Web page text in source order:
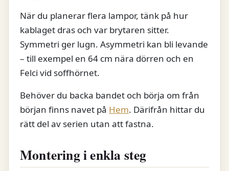
När du planerar flera lampor, tänk på hur
kablaget dras och var brytaren sitter.
Symmetri ger lugn. Asymmetri kan bli levande
– till exempel en 64 cm nära dörren och en
Felci vid soffhörnet.
Behöver du backa bandet och börja om från
början finns navet på Hem. Därifrån hittar du
rätt del av serien utan att fastna.
Montering i enkla steg